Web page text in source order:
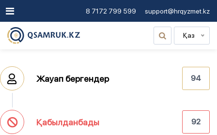
8 7172 799 599 support@hrqyzmet.kz
Қаз
Жауап бергендер 94
Қабылданбады 92